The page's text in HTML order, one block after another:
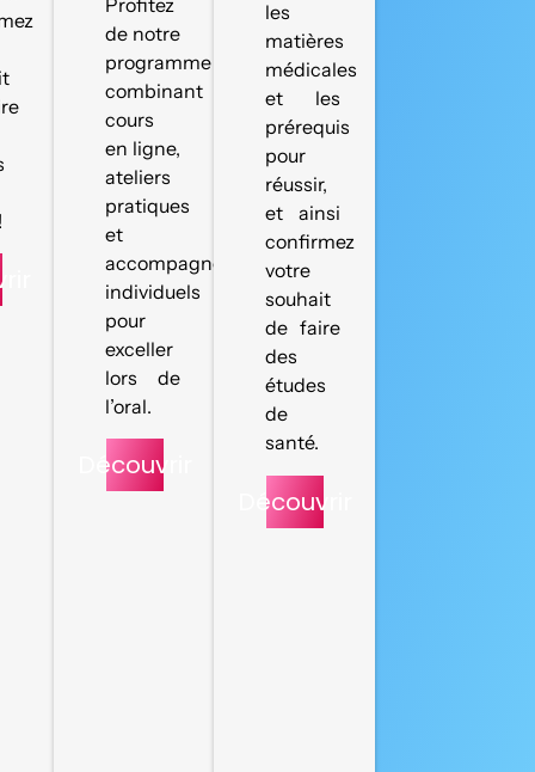
de notre
programme
combinant
cours
en ligne,
ateliers
pratiques
et
accompagnements
individuels
pour
exceller
lors de
l’oral.
Découvrir
les
matières
médicales
et les
prérequis
pour
réussir,
et ainsi
confirmez
votre
souhait
de faire
des
études
de
santé.
Découvrir